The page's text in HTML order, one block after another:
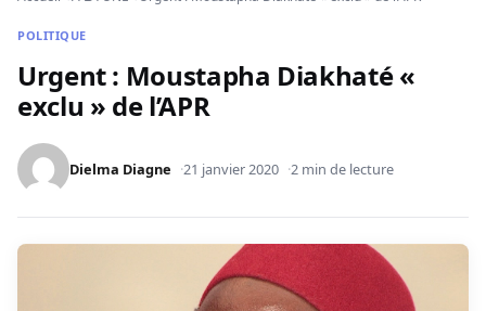
POLITIQUE
Urgent : Moustapha Diakhaté «
exclu » de l’APR
Dielma Diagne 21 janvier 2020 2 min de lecture